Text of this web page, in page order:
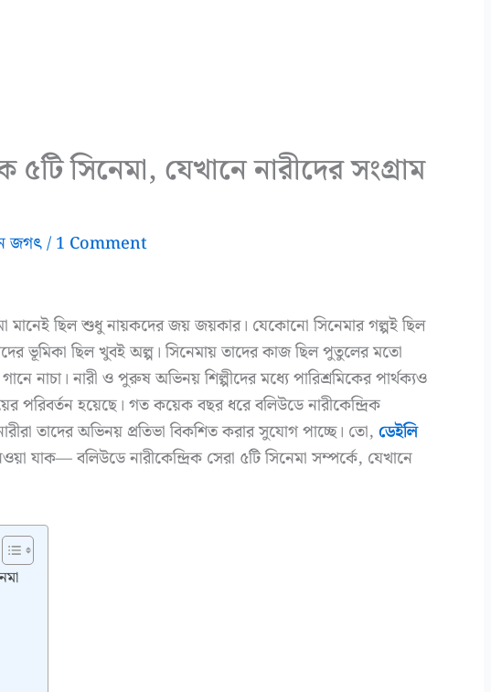
৫টি সিনেমা, যেখানে নারীদের সংগ্রাম
জগৎ/ 1 Comment
মানেই ছিল শুধু নায়কদের জয় জয়কার। যেকোনো সিনেমার গল্পই ছিল
ভূমিকা ছিল খুবই অল্প। সিনেমায় তাদের কাজ ছিল পুতুলের মতো
নাচা। নারী ও পুরুষ অভিনয় শিল্পীদের মধ্যে পারিশ্রমিকের পার্থক্যও
হয়েছে। গত কয়েক বছর ধরে বলিউডে নারীকেন্দ্রিক
তাদের অভিনয় প্রতিভা বিকশিত করার সুযোগ পাচ্ছে। তো, ডেইলি
বলিউডে নারীকেন্দ্রিক সেরা ৫টি সিনেমা সম্পর্কে, যেখানে